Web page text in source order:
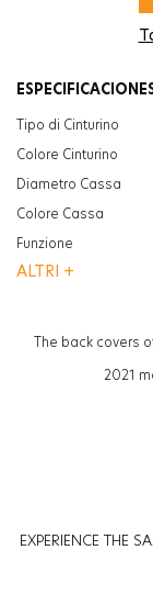
Tipo di Cinturino
Colore Cinturino
Diametro Cassa
Colore Cassa
Funzione
Vetro
Spessore
ALTRI +
The back covers
2021
EXPERIENCE THE